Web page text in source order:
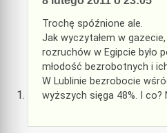
Trochę spóźnione ale.
Jak wyczytałem w
rozruchów w Egipcie było
młodość bezrobotnych i
W Lublinie bezrobocie
wyższych sięga 48%. I co?